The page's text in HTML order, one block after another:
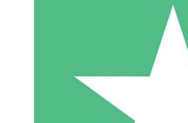
10 Téléchargements
20 00